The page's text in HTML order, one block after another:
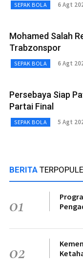
SEPAK BOLA 6 Agt
Mohamed Salah
Trabzonspor
SEPAK BOLA 6 Agt
Persebaya Siap
Partai Final
SEPAK BOLA 5 Agt
BERITA
01
02